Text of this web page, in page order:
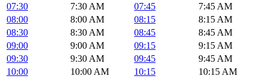
07:30
7:30 AM 07:45
7:45 AM
08:00
8:00 AM 08:15
8:15 AM
08:30
8:30 AM 08:45
8:45 AM
09:00
9:00 AM 09:15
9:15 AM
09:30
9:30 AM 09:45
9:45 AM
10:00
10:00 AM 10:15
10:15 AM